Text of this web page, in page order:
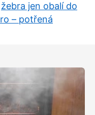
žebra jen obalí do
– potřená